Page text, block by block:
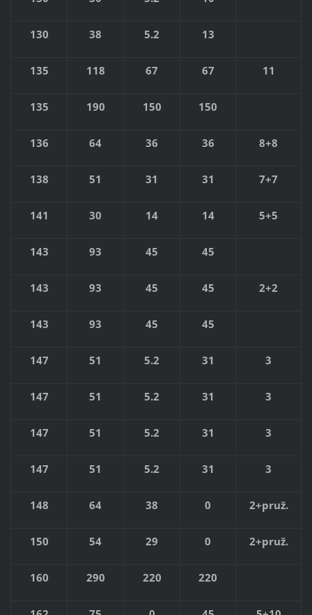
130 38 5.2 13
135 118 67 67 11
135 190 150 150
136 64 36 36 8+8
138 51 31 31 7+7
141 30 14 14 5+5
143 93 45 45
143 93 45 45 2+2
143 93 45 45
147 51 5.2 31 3
147 51 5.2 31 3
147 51 5.2 31 3
147 51 5.2 31 3
148 64 38 0 2+pruž.
150 54 29 0 2+pruž.
160 290 220 220